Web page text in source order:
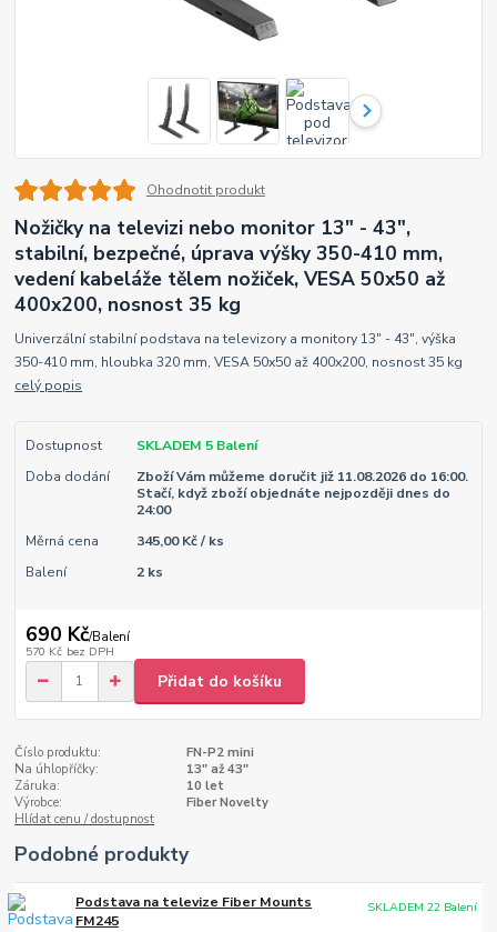
Ohodnotit produkt
Nožičky na televizi nebo monitor 13" - 43",
stabilní, bezpečné, úprava výšky 350-410 mm,
vedení kabeláže tělem nožiček, VESA 50x50 až
400x200, nosnost 35 kg
Univerzální stabilní podstava na televizory a monitory 13" - 43", výška
350-410 mm, hloubka 320 mm, VESA 50x50 až 400x200, nosnost 35 kg
celý popis
Dostupnost
SKLADEM 5 Balení
Doba dodání
Zboží Vám můžeme doručit již 11.08.2026 do 16:00.
Stačí, když zboží objednáte nejpozději dnes do
24:00
Měrná cena
345,00 Kč / ks
Balení
2 ks
690 Kč/Balení
570 Kč bez DPH
Přidat do košíku
Číslo produktu:
FN-P2 mini
Na úhlopříčky:
13" až 43"
Záruka:
10 let
Výrobce:
Fiber Novelty
Hlídat cenu / dostupnost
Podobné produkty
Podstava na televize Fiber Mounts
FM245
SKLADEM 22 Balení